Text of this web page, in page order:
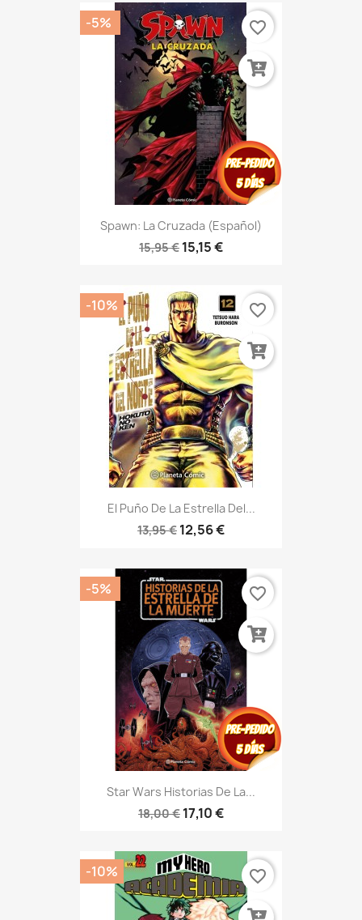
Spawn: La Cruzada (Español)
15,95 € 15,15 €
-5% favorite_border
El Puño De La Estrella Del...
13,95 € 12,56 €
-10% favorite_border
Star Wars Historias De La...
18,00 € 17,10 €
-5% favorite_border
-10% favorite_border